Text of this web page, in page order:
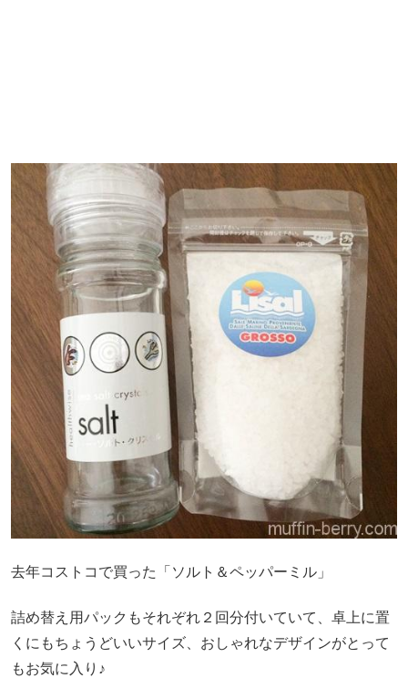
去年コストコで買った「ソルト＆ペッパーミル」
詰め替え用パックもそれぞれ２回分付いていて、卓上に置
くにもちょうどいいサイズ、おしゃれなデザインがとって
もお気に入り♪